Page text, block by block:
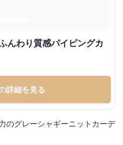
んわり質感パイピングカ
詳細を見る
のグレーシャギーニットカーデ